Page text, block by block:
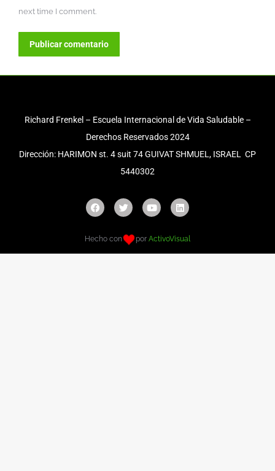
next time I comment.
Publicar comentario
Richard Frenkel – Escuela Internacional de Vida Saludable –
Derechos Reservados 2024
Dirección: HARIMON st. 4 suit 74 GUIVAT SHMUEL, ISRAEL CP
5440302
Hecho con por ActivoVisual